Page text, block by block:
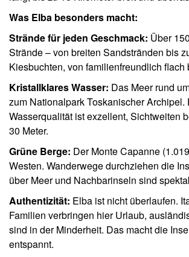
Was Elba besonders macht:
Strände für jeden Geschmack: Über
Strände – von breiten Sandstränden bis
Kiesbuchten, von familienfreundlich flach
Kristallklares Wasser: Das Meer rund
zum Nationalpark Toskanischer Archipel.
Wasserqualität ist exzellent, Sichtweiten
30 Meter.
Grüne Berge: Der Monte Capanne
Westen. Wanderwege durchziehen die
über Meer und Nachbarinseln sind
Authentizität: Elba ist nicht überlaufen.
Familien verbringen hier Urlaub,
sind in der Minderheit. Das macht die
entspannt.